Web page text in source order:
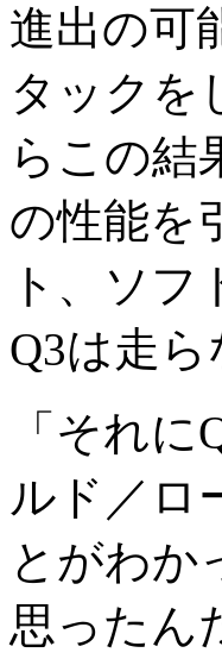
進出の可
タックを
らこの結
の性能を
ト、ソ
Q3は走ら
「それ
ルド／ロ
とがわか
思ったん